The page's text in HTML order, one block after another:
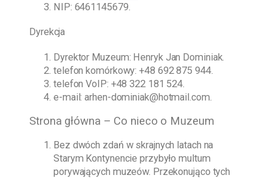
NIP: 6461145679.
Dyrekcja
Dyrektor Muzeum: Henryk Jan Dominiak.
telefon komórkowy:+48 692 875 944.
telefon VoIP: +48 322 181 524.
e-mail:arhen-dominiak@hotmail.com.
Strona główna – Co nieco o Muzeum
Bez dwóch zdań w skrajnych latach na
Starym Kontynencie przybyło multum
porywających muzeów. Przekonująco tych